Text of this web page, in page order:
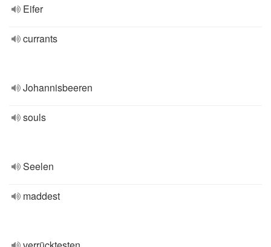
Eifer
currants
Johannisbeeren
souls
Seelen
maddest